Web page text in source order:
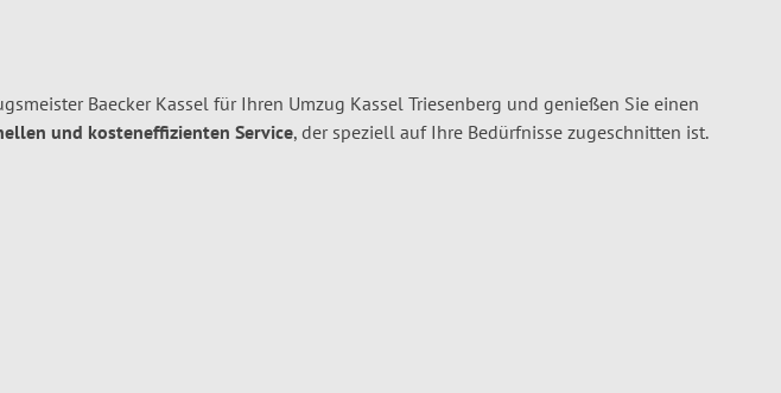
Baecker Kassel für Ihren Umzug Kassel Triesenberg und genießen Sie einen
und kosteneffizienten Service, der speziell auf Ihre Bedürfnisse zugeschnitten ist.